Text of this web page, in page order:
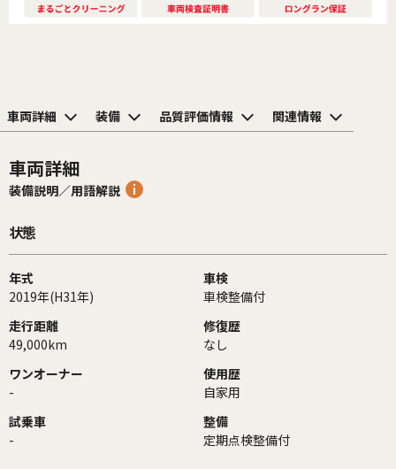
車両詳細 装備 品質評価情報 関連情報
車両詳細
装備説明／用語解説
状態
年式
2019年(H31年)
車検
車検整備付
走行距離
49,000km
修復歴
なし
ワンオーナー
-
使用歴
自家用
試乗車
-
整備
定期点検整備付